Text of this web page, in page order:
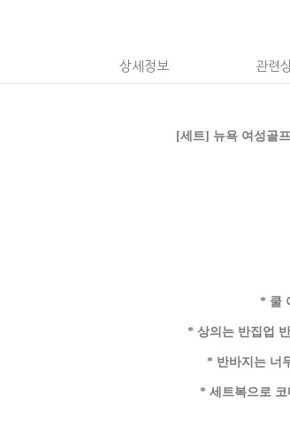
상세정보 관련
[세트] 뉴욕 여성골
* 쿨
* 상의는 반집업
* 반바지는 너
* 세트복으로